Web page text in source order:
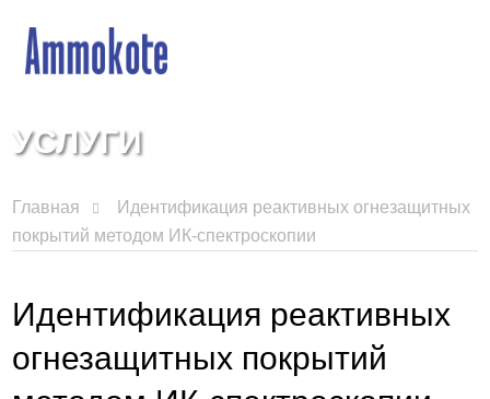
УСЛУГИ
Главная
Идентификация реактивных огнезащитных
покрытий методом ИК-спектроскопии
Идентификация реактивных
огнезащитных покрытий